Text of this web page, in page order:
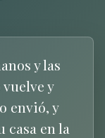
y las
y
envió, y
casa en la